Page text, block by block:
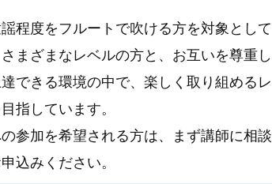
程度をフルートで吹ける方を対象として
まざまなレベルの方と、お互いを尊重し
できる環境の中で、楽しく取り組めるレ
指しています。
参加を希望される方は、まず講師に相談
込みください。